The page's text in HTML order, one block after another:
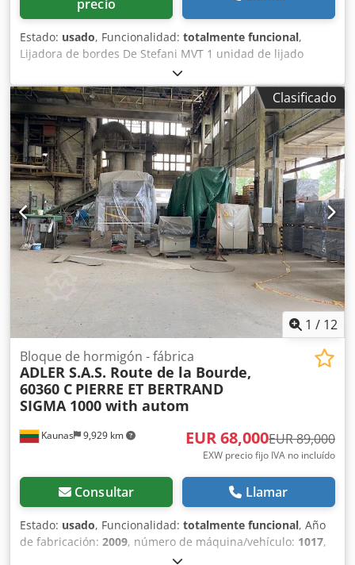
precio
Estado: usado, Funcionalidad: totalmente funcional,
Lijadora de bordes De Stefani MVT 1 unidad de lijado
Csdpoznu D Refx Ai Sorf Altura máxima de la pieza: 100
mm Motor de la unidad de lijado: 2,5 kW Unidad de lijado
con sistema de autoafilado Ajuste manual de la unidad de
lijado Ajuste manual del ángulo de la unidad Unidad de
lijado con oscilación Velocidad de avance regulable
mediante variador Motor de avance de 0,74 kW
Clasificado
1 / 12
Kaunas 9,929 km
Bloque de hormigón - fábrica
ADLER S.A.S. Route de la Bourde,
60360 C PIERRE ET BERTRAND
SIGMA 1000 with autom
EUR 68,000EUR 89,000
EXW precio fijo IVA no incluído
Consultar Llamar
Estado: usado, Funcionalidad: totalmente funcional, Año
de fabricación: 2009, número de máquina/vehículo: 1017,
Línea de producción usada para bloques de hormigón (y